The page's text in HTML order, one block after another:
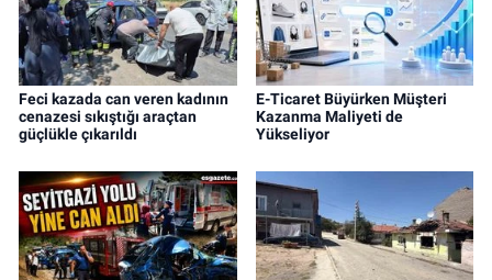
Feci kazada can veren kadının
cenazesi sıkıştığı araçtan
güçlükle çıkarıldı
E-Ticaret Büyürken Müşteri
Kazanma Maliyeti de
Yükseliyor